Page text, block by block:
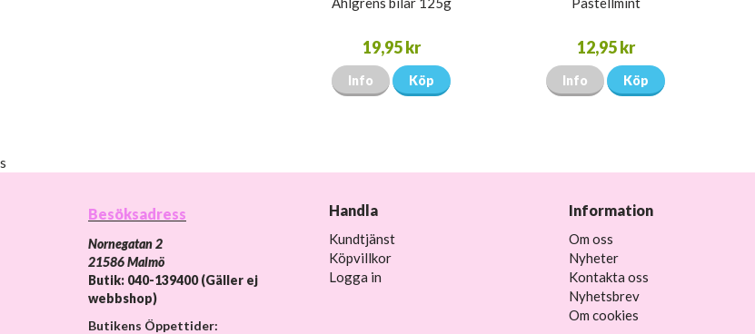
19,95 kr
Info Köp
12,95 kr
Info Köp
s
Besöksadress
Nornegatan 2
21586 Malmö
Butik: 040-139400 (Gäller ej
webbshop)
Butikens Öppettider:
Handla
Kundtjänst
Köpvillkor
Logga in
Information
Om oss
Nyheter
Kontakta oss
Nyhetsbrev
Om cookies